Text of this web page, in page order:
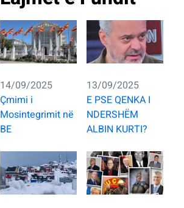
14/09/2025
Çmimi i
Mosintegrimit në
BE
13/09/2025
E PSE QENKA I
NDERSHËM
ALBIN KURTI?